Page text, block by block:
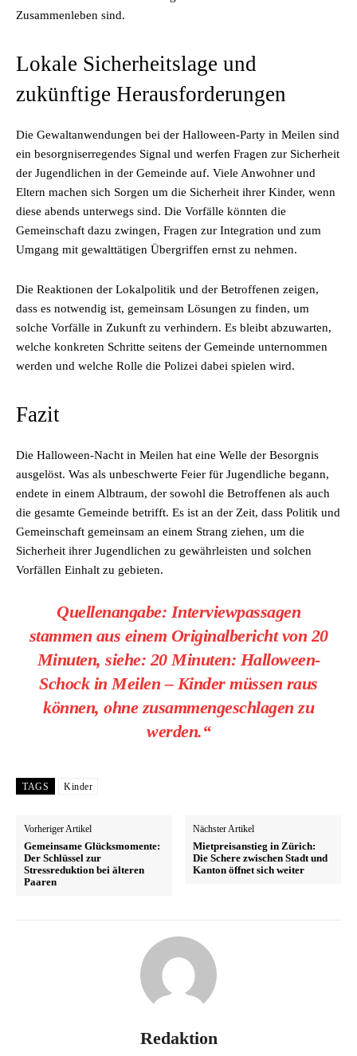
Zusammenleben sind.
Lokale Sicherheitslage und
zukünftige Herausforderungen
Die Gewaltanwendungen bei der Halloween-Party in Meilen sind
ein besorgniserregendes Signal und werfen Fragen zur Sicherheit
der Jugendlichen in der Gemeinde auf. Viele Anwohner und
Eltern machen sich Sorgen um die Sicherheit ihrer Kinder, wenn
diese abends unterwegs sind. Die Vorfälle könnten die
Gemeinschaft dazu zwingen, Fragen zur Integration und zum
Umgang mit gewalttätigen Übergriffen ernst zu nehmen.
Die Reaktionen der Lokalpolitik und der Betroffenen zeigen,
dass es notwendig ist, gemeinsam Lösungen zu finden, um
solche Vorfälle in Zukunft zu verhindern. Es bleibt abzuwarten,
welche konkreten Schritte seitens der Gemeinde unternommen
werden und welche Rolle die Polizei dabei spielen wird.
Fazit
Die Halloween-Nacht in Meilen hat eine Welle der Besorgnis
ausgelöst. Was als unbeschwerte Feier für Jugendliche begann,
endete in einem Albtraum, der sowohl die Betroffenen als auch
die gesamte Gemeinde betrifft. Es ist an der Zeit, dass Politik und
Gemeinschaft gemeinsam an einem Strang ziehen, um die
Sicherheit ihrer Jugendlichen zu gewährleisten und solchen
Vorfällen Einhalt zu gebieten.
Quellenangabe: Interviewpassagen
stammen aus einem Originalbericht von20
Minuten, siehe:20 Minuten: Halloween-
Schock in Meilen – Kinder müssen raus
können, ohne zusammengeschlagen zu
werden.“
TAGS Kinder
Vorheriger Artikel
Gemeinsame Glücksmomente:
Der Schlüssel zur
Stressreduktion bei älteren
Paaren
Nächster Artikel
Mietpreisanstieg in Zürich:
Die Schere zwischen Stadt und
Kanton öffnet sich weiter
Redaktion